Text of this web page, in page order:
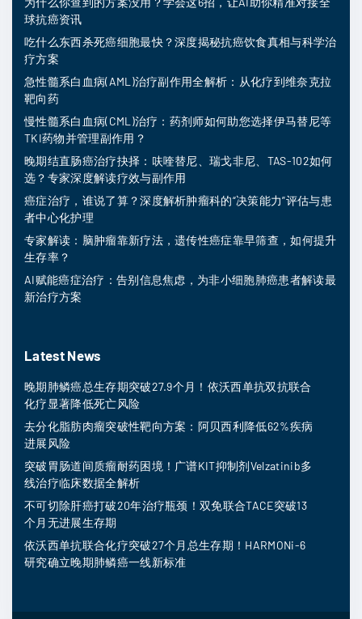
球抗癌资讯
吃什么东西杀死癌细胞最快？深度揭秘抗癌饮食真相与科学治
疗方案
急性髓系白血病(AML)治疗副作用全解析：从化疗到维奈克拉
靶向药
慢性髓系白血病(CML)治疗：药剂师如何助您选择伊马替尼等
TKI药物并管理副作用？
晚期结直肠癌治疗抉择：呋喹替尼、瑞戈非尼、TAS-102如何
选？专家深度解读疗效与副作用
癌症治疗，谁说了算？深度解析肿瘤科的“决策能力”评估与患
者中心化护理
专家解读：脑肿瘤靠新疗法，遗传性癌症靠早筛查，如何提升
生存率？
AI赋能癌症治疗：告别信息焦虑，为非小细胞肺癌患者解读最
新治疗方案
Latest News
晚期肺鳞癌总生存期突破27.9个月！依沃西单抗双抗联合
化疗显著降低死亡风险
去分化脂肪肉瘤突破性靶向方案：阿贝西利降低62%疾病
进展风险
突破胃肠道间质瘤耐药困境！广谱KIT抑制剂Velzatinib多
线治疗临床数据全解析
不可切除肝癌打破20年治疗瓶颈！双免联合TACE突破13
个月无进展生存期
依沃西单抗联合化疗突破27个月总生存期！HARMONi-6
研究确立晚期肺鳞癌一线新标准